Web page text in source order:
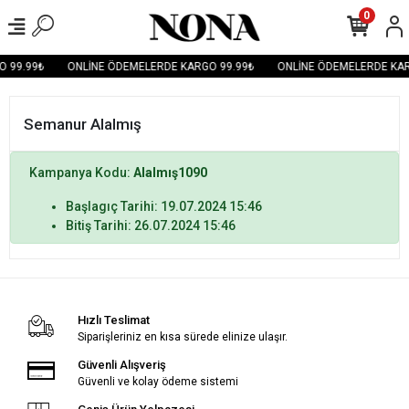
99.99₺ ONLİNE ÖDEMELERDE KARGO 99.99₺ ONLİNE ÖDEMELERDE
0
Semanur Alalmış
Kampanya Kodu: Alalmış1090
Başlagıç Tarihi: 19.07.2024 15:46
Bitiş Tarihi: 26.07.2024 15:46
Hızlı Teslimat
Siparişleriniz en kısa sürede elinize ulaşır.
Güvenli Alışveriş
Güvenli ve kolay ödeme sistemi